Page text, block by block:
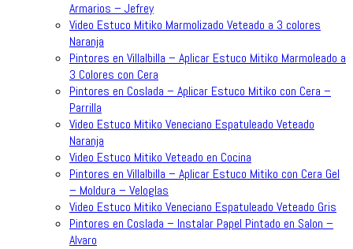
Armarios – Jefrey
Video Estuco Mitiko Marmolizado Veteado a 3 colores
Naranja
Pintores en Villalbilla – Aplicar Estuco Mitiko Marmoleado a
3 Colores con Cera
Pintores en Coslada – Aplicar Estuco Mitiko con Cera –
Parrilla
Video Estuco Mitiko Veneciano Espatuleado Veteado
Naranja
Video Estuco Mitiko Veteado en Cocina
Pintores en Villalbilla – Aplicar Estuco Mitiko con Cera Gel
– Moldura – Veloglas
Video Estuco Mitiko Veneciano Espatuleado Veteado Gris
Pintores en Coslada – Instalar Papel Pintado en Salon –
Alvaro